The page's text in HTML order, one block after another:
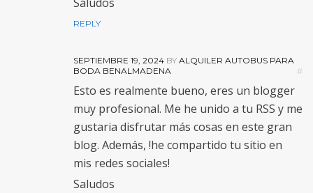
Saludos
REPLY
SEPTIEMBRE 19, 2024 BY ALQUILER AUTOBUS PARA
BODA BENALMADENA
#
Esto es realmente bueno, eres un blogger
muy profesional. Me he unido a tu RSS y me
gustaria disfrutar más cosas en este gran
blog. Además, !he compartido tu sitio en
mis redes sociales!
Saludos